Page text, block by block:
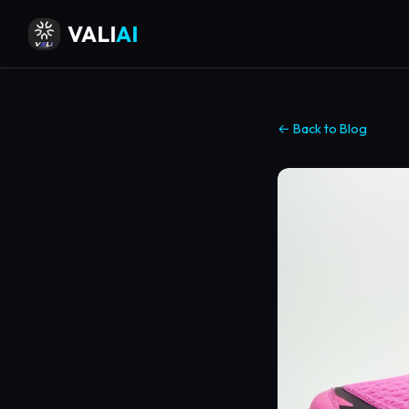
VALIAI
← Back to Blog